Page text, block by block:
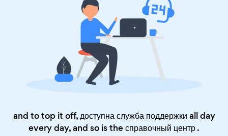
and to top it off, доступна служба поддержки all day
every day, and so is theсправочный центр.